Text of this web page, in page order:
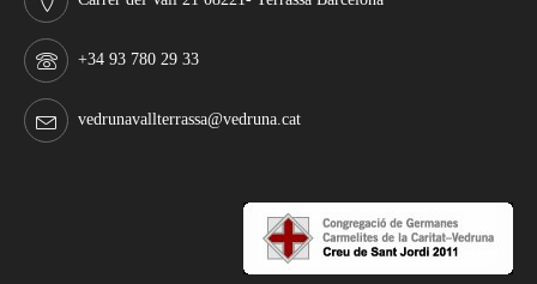
+34 93 780 29 33
vedrunavallterrassa@vedruna.cat